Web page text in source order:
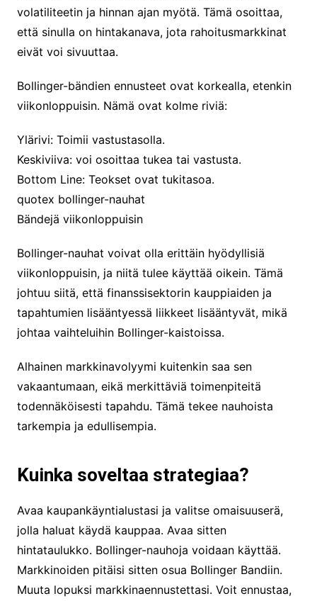
volatiliteetin ja hinnan ajan myötä. Tämä osoittaa,
että sinulla on hintakanava, jota rahoitusmarkkinat
eivät voi sivuuttaa.
Bollinger-bändien ennusteet ovat korkealla, etenkin
viikonloppuisin. Nämä ovat kolme riviä:
Ylärivi: Toimii vastustasolla.
Keskiviiva: voi osoittaa tukea tai vastusta.
Bottom Line: Teokset ovat tukitasoa.
quotex bollinger-nauhat
Bändejä viikonloppuisin
Bollinger-nauhat voivat olla erittäin hyödyllisiä
viikonloppuisin, ja niitä tulee käyttää oikein. Tämä
johtuu siitä, että finanssisektorin kauppiaiden ja
tapahtumien lisääntyessä liikkeet lisääntyvät, mikä
johtaa vaihteluihin Bollinger-kaistoissa.
Alhainen markkinavolyymi kuitenkin saa sen
vakaantumaan, eikä merkittäviä toimenpiteitä
todennäköisesti tapahdu. Tämä tekee nauhoista
tarkempia ja edullisempia.
Kuinka soveltaa strategiaa?
Avaa kaupankäyntialustasi ja valitse omaisuuserä,
jolla haluat käydä kauppaa. Avaa sitten
hintataulukko. Bollinger-nauhoja voidaan käyttää.
Markkinoiden pitäisi sitten osua Bollinger Bandiin.
Muuta lopuksi markkinaennustettasi. Voit ennustaa,